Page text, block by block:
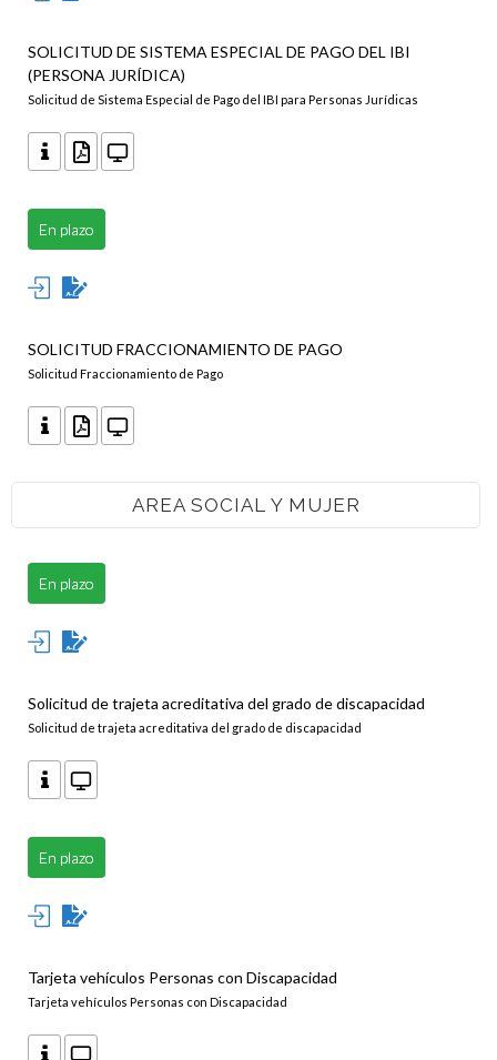
SOLICITUD DE SISTEMA ESPECIAL DE PAGO DEL IBI
(PERSONA JURÍDICA)
Solicitud de Sistema Especial de Pago del IBI para Personas Jurídicas
En plazo
SOLICITUD FRACCIONAMIENTO DE PAGO
Solicitud Fraccionamiento de Pago
AREA SOCIAL Y MUJER
En plazo
Solicitud de trajeta acreditativa del grado de discapacidad
Solicitud de trajeta acreditativa del grado de discapacidad
En plazo
Tarjeta vehículos Personas con Discapacidad
Tarjeta vehículos Personas con Discapacidad